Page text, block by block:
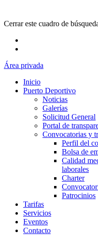
Cerrar este cuadro de
Área privada
Inicio
Puerto Deportivo
Noticias
Galerías
Solicitud General
Portal de
Convocatorias y
Perfil del
Bolsa de
Calidad
laborales
Charter
Patrocinios
Tarifas
Servicios
Eventos
Contacto